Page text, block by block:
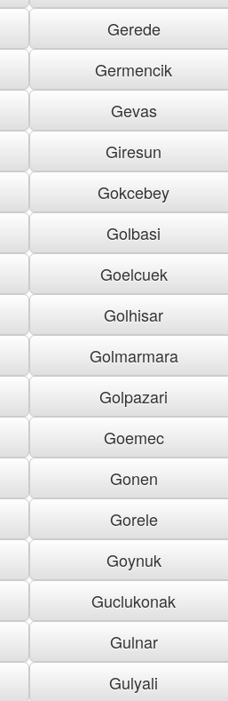
Gerede
Germencik
Gevas
Giresun
Gokcebey
Golbasi
Goelcuek
Golhisar
Golmarmara
Golpazari
Goemec
Gonen
Gorele
Goynuk
Guclukonak
Gulnar
Gulyali